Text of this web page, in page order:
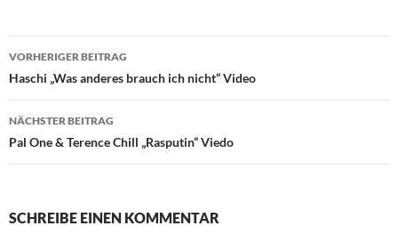
Beitragsnavigation
VORHERIGER BEITRAG
Haschi „Was anderes brauch ich nicht“ Video
NÄCHSTER BEITRAG
Pal One & Terence Chill „Rasputin“ Viedo
SCHREIBE EINEN KOMMENTAR